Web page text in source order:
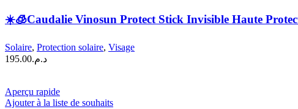
🧊
Protect
Stick
Protection
SPF50
☀️🧊Caudalie Vinosun Protect Stick Invisible Haute
Solaire, Protection solaire, Visage
د.م.195.00
Aperçu rapide
Ajouter à la liste de souhaits